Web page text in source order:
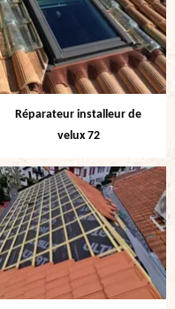
Réparateur installeur de
velux 72